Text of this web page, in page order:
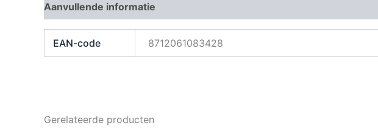
Aanvullende informatie
EAN-code 8712061083428
Gerelateerde producten